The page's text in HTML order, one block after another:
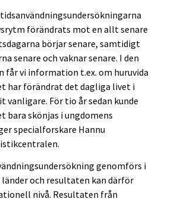
förändrats mot en allt senare
börjar senare, samtidigt
senare och vaknar senare. I den
får vi information t.ex. om huruvida
har förändrat det dagliga livet i
vanligare. För tio år sedan kunde
bara skönjas i ungdomens
specialforskare Hannu
genomförs i
och resultaten kan därför
nivå. Resultaten från